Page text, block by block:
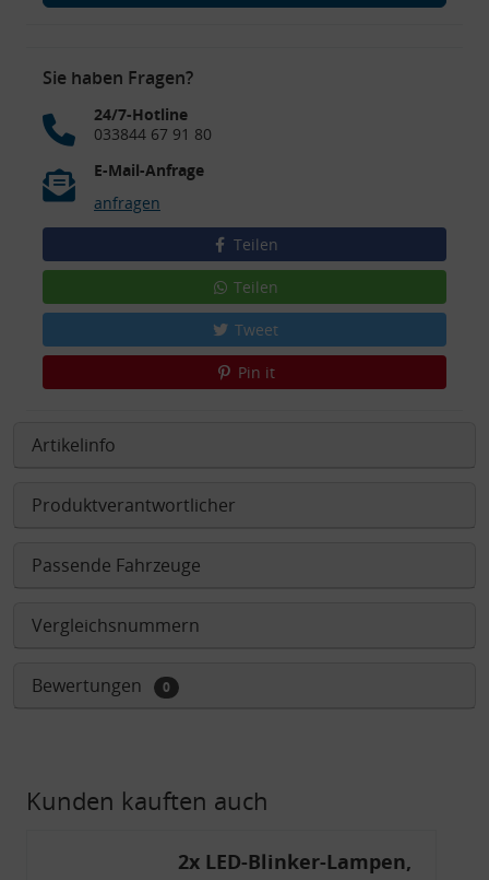
Sie haben Fragen?
24/7-Hotline
033844 67 91 80
E-Mail-Anfrage
anfragen
Teilen
Teilen
Tweet
Pin it
Artikelinfo
Produktverantwortlicher
Passende Fahrzeuge
Vergleichsnummern
Bewertungen 0
Kunden kauften auch
2x LED-Blinker-Lampen,